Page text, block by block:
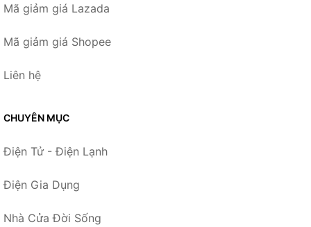
Mã giảm giá Lazada
Mã giảm giá Shopee
Liên hệ
CHUYÊN MỤC
Điện Tử - Điện Lạnh
Điện Gia Dụng
Nhà Cửa Đời Sống